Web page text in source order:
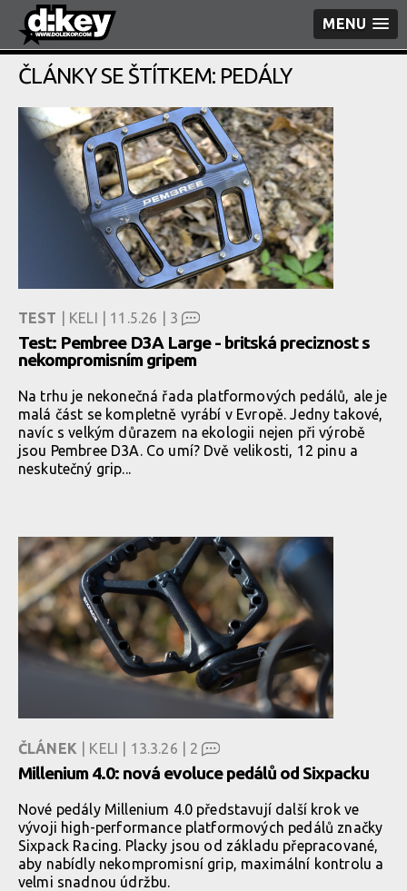
MENU
ČLÁNKY SE ŠTÍTKEM: PEDÁLY
TEST | KELI | 11.5.26 | 3
Test: Pembree D3A Large - britská preciznost s
nekompromisním gripem
Na trhu je nekonečná řada platformových pedálů, ale je
malá část se kompletně vyrábí v Evropě. Jedny takové,
navíc s velkým důrazem na ekologii nejen při výrobě
jsou Pembree D3A. Co umí? Dvě velikosti, 12 pinu a
neskutečný grip...
ČLÁNEK | KELI | 13.3.26 | 2
Millenium 4.0: nová evoluce pedálů od Sixpacku
Nové pedály Millenium 4.0 představují další krok ve
vývoji high-performance platformových pedálů značky
Sixpack Racing. Placky jsou od základu přepracované,
aby nabídly nekompromisní grip, maximální kontrolu a
velmi snadnou údržbu.